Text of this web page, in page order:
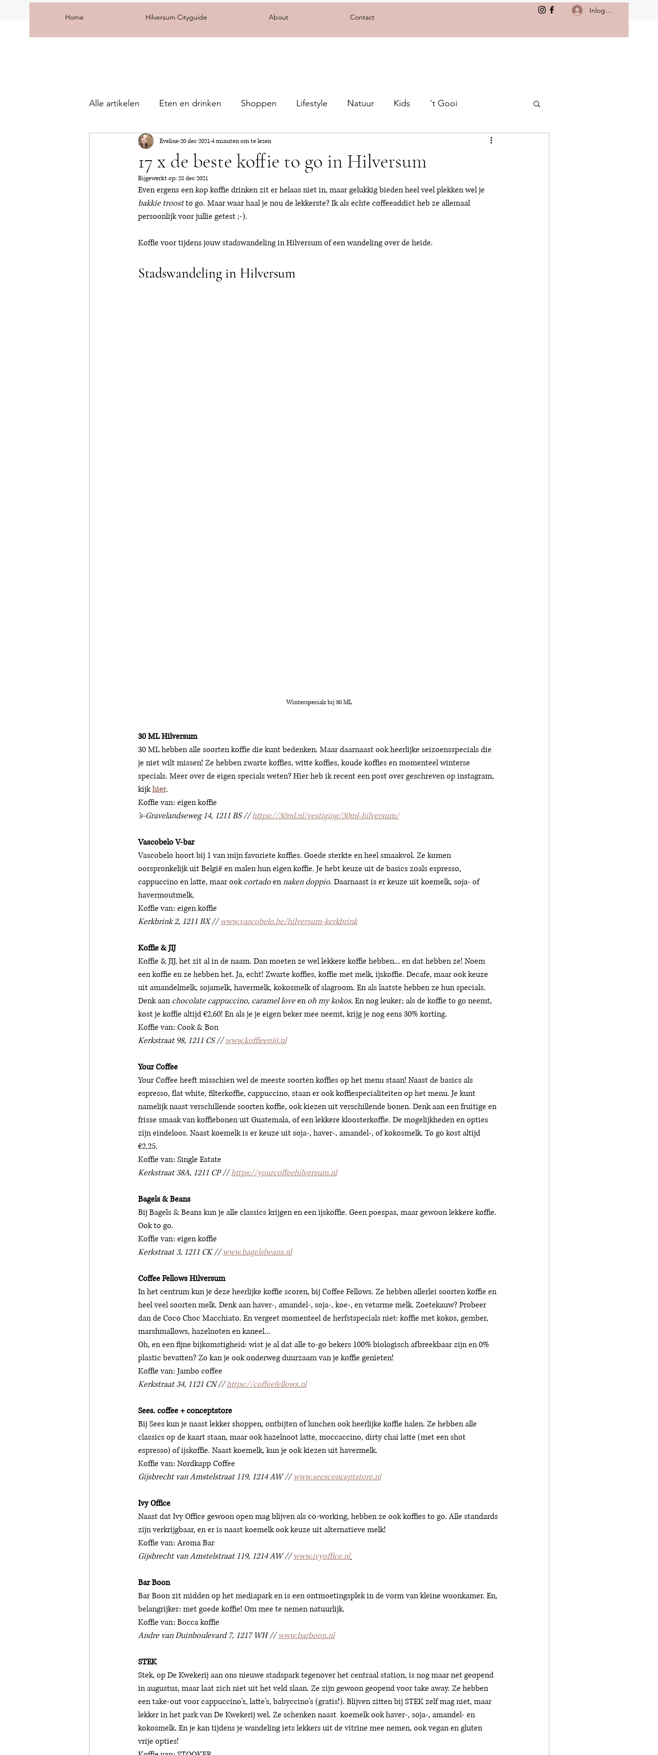
Home Hilversum Cityguide About Contact
Inloggen
Alle artikelen Eten en drinken Shoppen Lifestyle Natuur Kids 't Gooi
17 x de beste koffie to go in Hilversum
Eveline20 dec 20214 minuten om te lezen
Bijgewerkt op: 28 dec 2021
Even ergens een kop koffie drinken zit er helaas niet in, maar gelukkig bieden heel veel plekken wel je
bakkie troost to go. Maar waar haal je nou de lekkerste? Ik als echte coffeeaddict heb ze allemaal
persoonlijk voor jullie getest ;-).
Koffie voor tijdens jouw stadswandeling in Hilversum of een wandeling over de heide.
Stadswandeling in Hilversum
Winterspecials bij 30 ML
30 ML Hilversum
30 ML hebben alle soorten koffie die kunt bedenken. Maar daarnaast ook heerlijke seizoensspecials die
je niet wilt missen! Ze hebben zwarte koffies, witte koffies, koude koffies en momenteel winterse
specials. Meer over de eigen specials weten? Hier heb ik recent een post over geschreven op instagram,
kijk hier.
Koffie van: eigen koffie
‘s-Gravelandseweg 14, 1211 BS // https://30ml.nl/vestiging/30ml-hilversum/
Vascobelo V-bar
Vascobelo hoort bij 1 van mijn favoriete koffies. Goede sterkte en heel smaakvol. Ze komen
oorspronkelijk uit België en malen hun eigen koffie. Je hebt keuze uit de basics zoals espresso,
cappuccino en latte, maar ook cortado en naken doppio. Daarnaast is er keuze uit koemelk, soja- of
havermoutmelk.
Koffie van: eigen koffie
Kerkbrink 2, 1211 BX // www.vascobelo.be/hilversum-kerkbrink
Koffie & JIJ
Koffie & JIJ, het zit al in de naam. Dan moeten ze wel lekkere koffie hebben... en dat hebben ze! Noem
een koffie en ze hebben het. Ja, echt! Zwarte koffies, koffie met melk, ijskoffie. Decafe, maar ook keuze
uit amandelmelk, sojamelk, havermelk, kokosmelk of slagroom. En als laatste hebben ze hun specials.
Denk aan chocolate cappuccino, caramel love en oh my kokos. En nog leuker; als de koffie to go neemt,
kost je koffie altijd €2,60! En als je je eigen beker mee neemt, krijg je nog eens 30% korting.
Koffie van: Cook & Bon
Kerkstraat 98, 1211 CS // www.koffieenjij.nl
Your Coffee
Your Coffee heeft misschien wel de meeste soorten koffies op het menu staan! Naast de basics als
espresso, flat white, filterkoffie, cappuccino, staan er ook koffiespecialiteiten op het menu. Je kunt
namelijk naast verschillende soorten koffie, ook kiezen uit verschillende bonen. Denk aan een fruitige en
frisse smaak van koffiebonen uit Guatemala, of een lekkere kloosterkoffie. De mogelijkheden en opties
zijn eindeloos. Naast koemelk is er keuze uit soja-, haver-, amandel-, of kokosmelk. To go kost altijd
€2,25.
Koffie van: Single Estate
Kerkstraat 38A, 1211 CP // https://yourcoffeehilversum.nl
Bagels & Beans
Bij Bagels & Beans kun je alle classics krijgen en een ijskoffie. Geen poespas, maar gewoon lekkere koffie.
Ook to go.
Koffie van: eigen koffie
Kerkstraat 3, 1211 CK // www.bagelsbeans.nl
Coffee Fellows Hilversum
In het centrum kun je deze heerlijke koffie scoren, bij Coffee Fellows. Ze hebben allerlei soorten koffie en
heel veel soorten melk. Denk aan haver-, amandel-, soja-, koe-, en vetarme melk. Zoetekauw? Probeer
dan de Coco Choc Macchiato. En vergeet momenteel de herfstspecials niet: koffie met kokos, gember,
marshmallows, hazelnoten en kaneel...
Oh, en een fijne bijkomstigheid: wist je al dat alle to-go bekers 100% biologisch afbreekbaar zijn en 0%
plastic bevatten? Zo kan je ook onderweg duurzaam van je koffie genieten!
Koffie van: Jambo coffee
Kerkstraat 34, 1121 CN // https://coffeefellows.nl
Sees. coffee + conceptstore
Bij Sees kun je naast lekker shoppen, ontbijten of lunchen ook heerlijke koffie halen. Ze hebben alle
classics op de kaart staan, maar ook hazelnoot latte, moccaccino, dirty chai latte (met een shot
espresso) of ijskoffie. Naast koemelk, kun je ook kiezen uit havermelk.
Koffie van: Nordkapp Coffee
Gijsbrecht van Amstelstraat 119, 1214 AW // www.seesconceptstore.nl
Ivy Office
Naast dat Ivy Office gewoon open mag blijven als co-working, hebben ze ook koffies to go. Alle standards
zijn verkrijgbaar, en er is naast koemelk ook keuze uit alternatieve melk!
Koffie van: Aroma Bar
Gijsbrecht van Amstelstraat 119, 1214 AW // www.ivyoffice.nl
Bar Boon
Bar Boon zit midden op het mediapark en is een ontmoetingsplek in de vorm van kleine woonkamer. En,
belangrijker: met goede koffie! Om mee te nemen natuurlijk.
Koffie van: Bocca koffie
Andre van Duinboulevard 7, 1217 WH // www.barboon.nl
STEK
Stek, op De Kwekerij aan ons nieuwe stadspark tegenover het centraal station, is nog maar net geopend
in augustus, maar laat zich niet uit het veld slaan. Ze zijn gewoon geopend voor take away. Ze hebben
een take-out voor cappuccino's, latte's, babyccino's (gratis!). Blijven zitten bij STEK zelf mag niet, maar
lekker in het park van De Kwekerij wel. Ze schenken naast  koemelk ook haver-, soja-, amandel- en
kokosmelk. En je kan tijdens je wandeling iets lekkers uit de vitrine mee nemen, ook vegan en gluten
vrije opties!